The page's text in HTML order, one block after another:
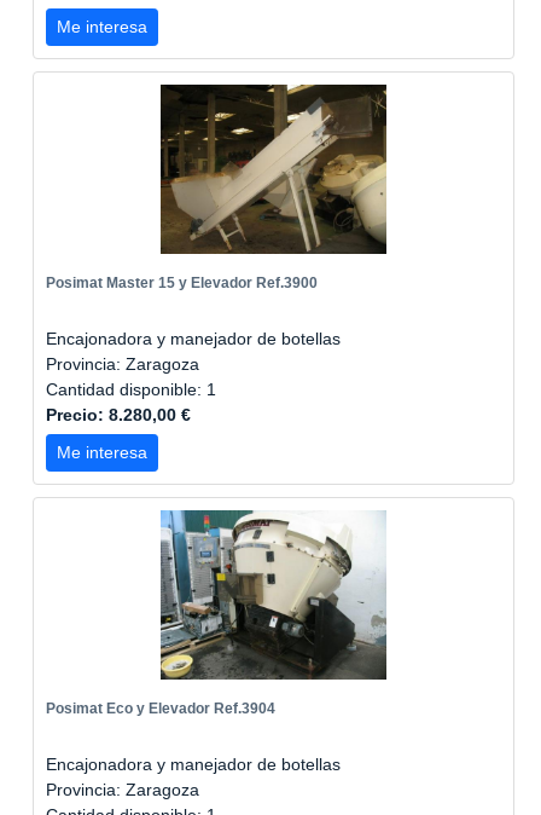
Me interesa
Posimat Master 15 y Elevador Ref.3900
Encajonadora y manejador de botellas
Provincia: Zaragoza
Cantidad disponible: 1
Precio: 8.280,00 €
Me interesa
Posimat Eco y Elevador Ref.3904
Encajonadora y manejador de botellas
Provincia: Zaragoza